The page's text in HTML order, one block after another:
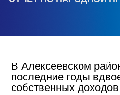
В Алексеевском
последние годы
собственных доходов